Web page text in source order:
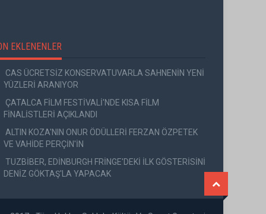
EKLENENLER
CAS ÜCRETSİZ KONSERVATUVARLA SAHNENİN YENİ
YÜZLERİ ARANIYOR
ÇATALCA FİLM FESTİVALİ'NDE KISA FİLM
FİNALİSTLERİ AÇIKLANDI
ALTIN KOZA'NIN ONUR ÖDÜLLERİ FERZAN ÖZPETEK
VE VAHİDE PERÇİN'İN
TUZBİBER, EDİNBURGH FRİNGE'DEKİ İLK GÖSTERİSİNİ
DENİZ GÖKTAŞ'LA YAPACAK